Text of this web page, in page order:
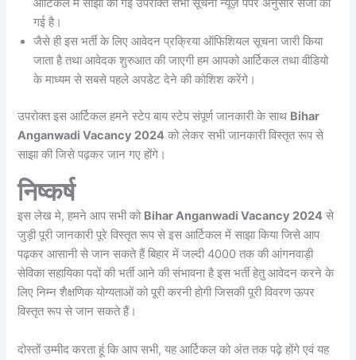
आर्टिकल में साझा की गई उपरोक्त सभी सूचना न्यूज़ पेपर अनुसार सजा की
गई है।
जैसे ही इस भर्ती के लिए आवेदन प्रक्रिया ऑफिशियल सूचना जारी किया
जाता है तथा आवेदक शुरुआत की जाएगी हम आपको आर्टिकल तथा वीडियो
के माध्यम से सबसे पहले अपडेट देने की कोशिश करेंगे।
उपरोक्त इस आर्टिकल हमने स्टेप बाय स्टेप संपूर्ण जानकारी के साथ Bihar
Anganwadi Vacancy 2024 को लेकर सभी जानकारी विस्तृत रूप से
साझा की जिसे पढ़कर जान गए होंगे।
निष्कर्ष
इस लेख मे, हमने आप सभी को Bihar Anganwadi Vacancy 2024 से
जुड़ी पूरी जानकारी पूरे विस्तृत रूप से इस आर्टिकल में साझा किया जिसे आप
पढ़कर आसानी से जान सकते हैं बिहार में जल्दी 4000 तक की आंगनवाड़ी
सेविका सहायिका पदों की भर्ती आने की संभावना है इस भर्ती हेतु आवेदन करने के
लिए निम्न शैक्षणिक योग्यताओं को पूरी करनी होगी जिसकी पूरी विवरण ऊपर
विस्तृत रूप से जान सकते हैं।
दोस्तों उम्मीद करता हूं कि आप सभी, यह आर्टिकल को अंत तक पढ़े होंगे एवं यह